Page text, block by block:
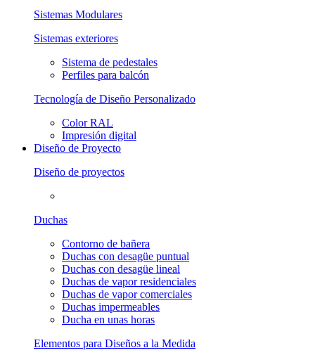
Sistemas Modulares
Sistemas exteriores
Sistema de pedestales
Perfiles para balcón
Tecnología de Diseño Personalizado
Color RAL
Impresión digital
Diseño de Proyecto
Diseño de proyectos
Duchas
Contorno de bañera
Duchas con desagüe puntual
Duchas con desagüe lineal
Duchas de vapor residenciales
Duchas de vapor comerciales
Duchas impermeables
Ducha en unas horas
Elementos para Diseños a la Medida